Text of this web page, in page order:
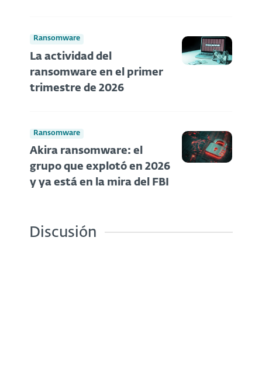
Ransomware
La actividad del
ransomware en el primer
trimestre de 2026
Ransomware
Akira ransomware: el
grupo que explotó en 2026
y ya está en la mira del FBI
Discusión